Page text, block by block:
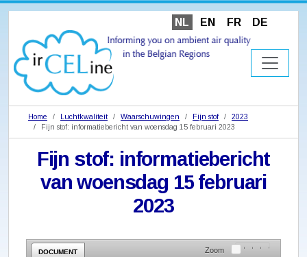
NL EN FR DE
Home Luchtkwaliteit Waarschuwingen Fijn stof
2023
Fijn stof: informatiebericht van woensdag 15 februari 2023
Fijn stof: informatiebericht
van woensdag 15 februari
2023
DOCUMENT Zoom